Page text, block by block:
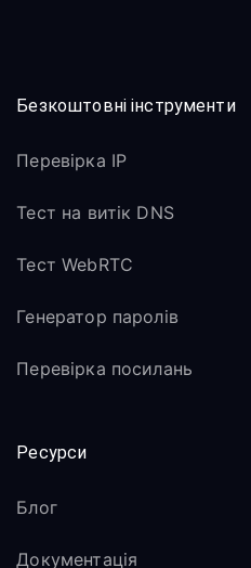
Безкоштовні інструменти
Перевірка IP
Тест на витік DNS
Тест WebRTC
Генератор паролів
Перевірка посилань
Ресурси
Блог
Документація